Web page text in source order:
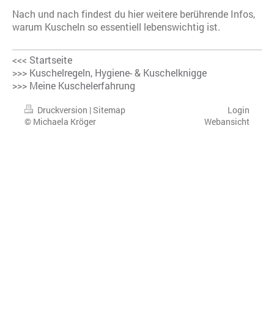
Nach und nach findest du hier weitere berührende Infos,
warum Kuscheln so essentiell lebenswichtig ist.
<<< Startseite
>>> Kuschelregeln, Hygiene- & Kuschelknigge
>>> Meine Kuschelerfahrung
Druckversion |Sitemap
© Michaela Kröger
Login
Webansicht